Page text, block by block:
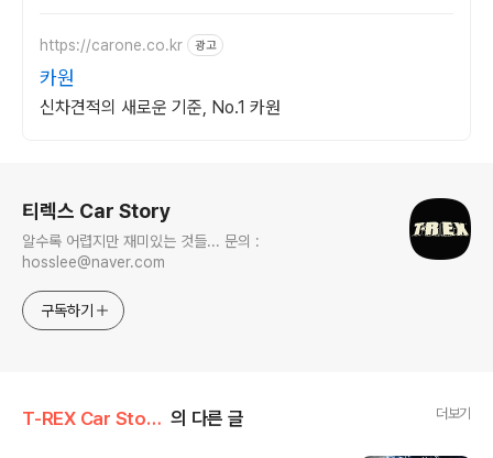
https://carone.co.kr 광고
카원
신차견적의 새로운 기준, No.1 카원
티렉스 Car Story
알수록 어렵지만 재미있는 것들... 문의 :
hosslee@naver.com
구독하기
T-REX Car Story/Car 신차 의 다른 글 더보기